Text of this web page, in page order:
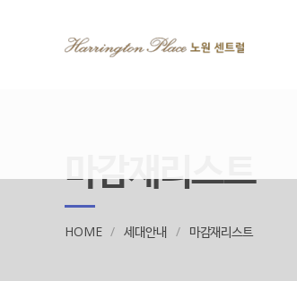
마감재리스트
HOME 세대안내 마감재리스트